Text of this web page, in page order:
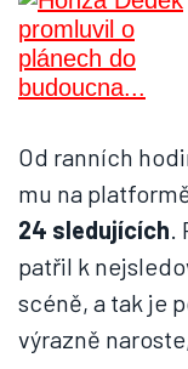
Od ranních
mu na
24 sledujících.
patřil k
scéně, a tak je
výrazně